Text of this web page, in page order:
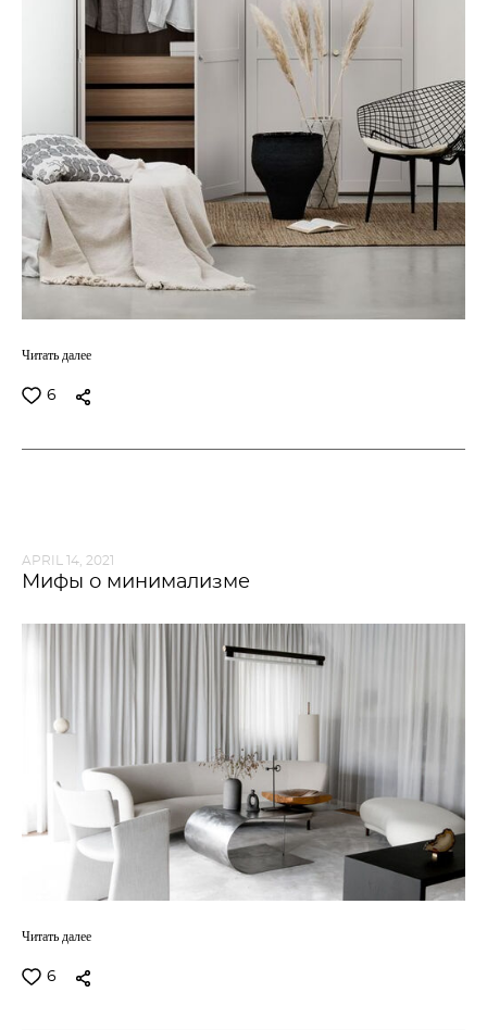
Читать далее
6
Мифы о минимализме
APRIL 14, 2021
Читать далее
6